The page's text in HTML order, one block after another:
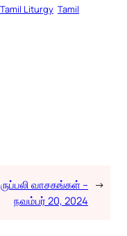
Tamil Liturgy Tamil
வாசகங்கள் –
நவம்பர் 20, 2024
→